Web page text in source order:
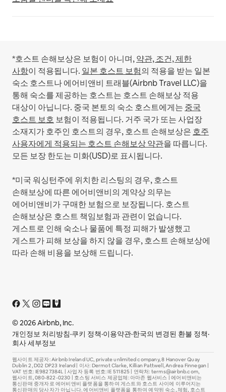
*호스트 손해보상은 보험이 아니며,약관, 조건, 제한
사항이 적용됩니다. 일본 호스트 보험의 적용을 받는 일본
숙소 호스트나 에어비앤비 트래블(Airbnb Travel LLC)을
통해 숙소를 제공하는 호스트는 호스트 손해보상 적용
대상이 아닙니다. 중국 본토의 숙소 호스트에게는 중국
호스트 보호 보험이 적용됩니다. 거주 국가 또는 사업장
소재지가 호주인 호스트의 경우, 호스트 손해보상은 호주
사용자에게 적용되는 호스트 손해보상 약관을 따릅니다.
모든 보장 한도는 미화(USD)로 표시됩니다.
*미국 워싱턴주에 위치한 리스팅의 경우, 호스트
손해보상에 따른 에어비앤비의 계약상 의무는
에어비앤비가 구매한 보험으로 보장됩니다. 호스트
손해보상은 호스트 책임보험과 관련이 없습니다.
게스트로 인해 숙소나 물품에 특정 피해가 발생했고
게스트가 피해 보상을 하지 않을 경우, 호스트 손해보상에
따라 손해 비용을 보상해 드립니다.
© 2026 Airbnb, Inc.
개인정보 처리방침·쿠키 정책·이용약관·한국의 변경된 환불 정책·
회사 세부정보
웹사이트 제공자: Airbnb Ireland UC, private unlimited company, 8 Hanover Quay
Dublin 2, D02 DP23 Ireland | 이사: Dermot Clarke, Killian Pattwell, Andrea Finnegan |
VAT 번호: IE9827384L | 사업자 등록 번호: IE 511825 | 연락처: terms@airbnb.com,
웹사이트, 080-822-0230 | 호스팅 서비스 제공업체: 아마존 웹서비스 | 에어비앤비는
통신판매 중개자로 에어비앤비 플랫폼을 통하여 게스트와 호스트 사이에 이루어지는
통신판매의 당사자가 아닙니다. 에어비앤비 플랫폼을 통하여 예약된 숙소, 체험, 호스트